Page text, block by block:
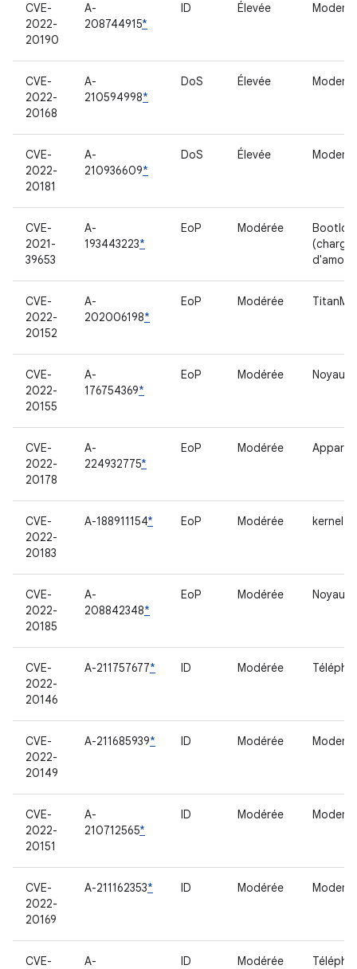
CVE-
2022-
20190
A-
208744915*
ID Élevée Modem
CVE-
2022-
20168
A-
210594998*
DoS Élevée Modem
CVE-
2022-
20181
A-
210936609*
DoS Élevée Modem
CVE-
2021-
39653
A-
193443223*
EoP Modérée
CVE-
2022-
20152
A-
202006198*
EoP Modérée TitanM
CVE-
2022-
20155
A-
176754369*
EoP Modérée Noyau
CVE-
2022-
20178
A-
224932775*
EoP Modérée
CVE-
2022-
20183
A-188911154* EoP Modérée kernel
CVE-
2022-
20185
A-
208842348*
EoP Modérée Noyau
CVE-
2022-
20146
A-211757677* ID Modérée
CVE-
2022-
20149
A-211685939* ID Modérée Modem
CVE-
2022-
20151
A-
210712565*
ID Modérée Modem
CVE-
2022-
20169
A-211162353* ID Modérée Modem
CVE-
A-
ID Modérée